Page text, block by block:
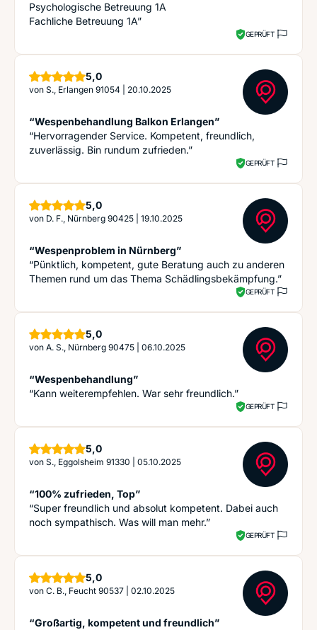
Psychologische Betreuung 1A
Fachliche Betreuung 1A”
GEPRÜFT
5,0Sterne
von S., Erlangen 91054 20.10.2025
“Wespenbehandlung Balkon Erlangen”
“Hervorragender Service. Kompetent, freundlich,
zuverlässig. Bin rundum zufrieden.”
GEPRÜFT
5,0Sterne
von D. F., Nürnberg 90425 19.10.2025
“Wespenproblem in Nürnberg”
“Pünktlich, kompetent, gute Beratung auch zu anderen
Themen rund um das Thema Schädlingsbekämpfung.”
GEPRÜFT
5,0Sterne
von A. S., Nürnberg 90475 06.10.2025
“Wespenbehandlung”
“Kann weiterempfehlen. War sehr freundlich.”
GEPRÜFT
5,0Sterne
von S., Eggolsheim 91330 05.10.2025
“100% zufrieden, Top”
“Super freundlich und absolut kompetent. Dabei auch
noch sympathisch. Was will man mehr.”
GEPRÜFT
5,0Sterne
von C. B., Feucht 90537 02.10.2025
“Großartig, kompetent und freundlich”